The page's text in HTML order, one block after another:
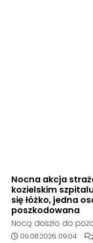
Nocna akcja
kozielskim
się łóżko, jedna
poszkodowana
Nocą doszło do
jednym z oddziałów
Data dodania artykułu:
09.08.2026 09:04